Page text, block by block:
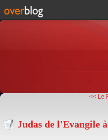
<< Le
Judas de l'Evangile